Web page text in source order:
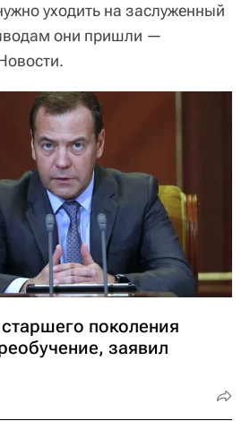
уходить на заслуженный
они пришли —
поколения
заявил